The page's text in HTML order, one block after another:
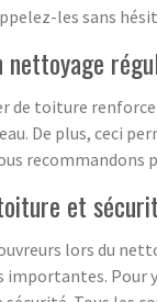
les sans
nettoyage
de toiture
De plus, ceci
et
lors du
importantes.